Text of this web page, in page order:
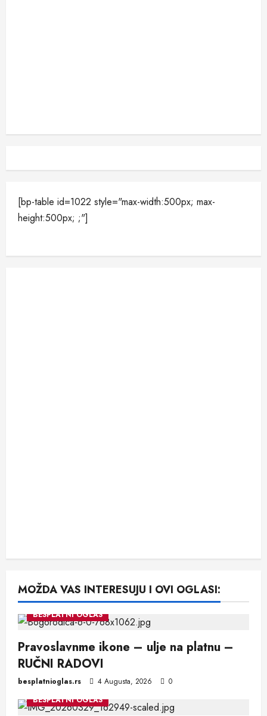
[bp-table id=1022 style="max-width:500px; max-
height:500px; ;"]
MOŽDA VAS INTERESUJU I OVI OGLASI:
BESPLATNI OGLAS
Pravoslavnme ikone – ulje na platnu –
RUČNI RADOVI
besplatnioglas.rs 4 Augusta, 2026
0
BESPLATNI OGLAS